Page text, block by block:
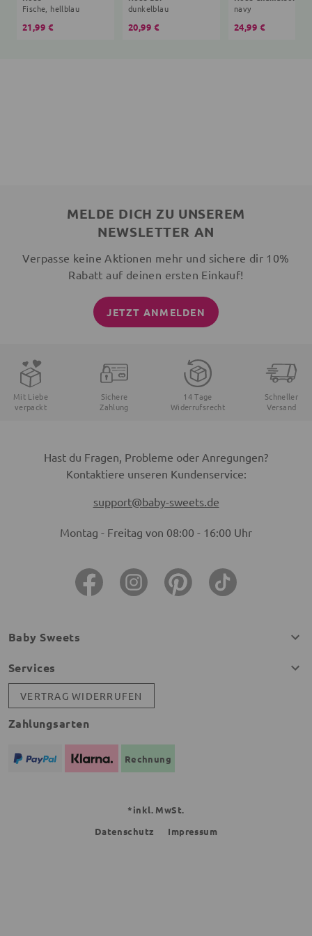
Fische, hellblau
21,99 €
dunkelblau
20,99 €
navy
24,99 €
MELDE DICH ZU UNSEREM
NEWSLETTER AN
Verpasse keine Aktionen mehr und sichere dir 10%
Rabatt auf deinen ersten Einkauf!
JETZT ANMELDEN
Mit Liebe
verpackt
Sichere
Zahlung
14 Tage
Widerrufsrecht
Schneller
Versand
Hast du Fragen, Probleme oder Anregungen?
Kontaktiere unseren Kundenservice:
support@baby-sweets.de
Montag - Freitag von 08:00 - 16:00 Uhr
Baby Sweets
Services
VERTRAG WIDERRUFEN
Zahlungsarten
Rechnung
*inkl. MwSt.
Datenschutz
Impressum